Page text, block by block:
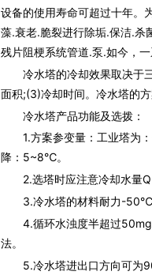
设备的使用寿命可超过十年。
藻.衰老.脆裂进行除垢.保洁.杀
残片阻梗系统管道.泵.如今，
冷水塔的冷却效果取决于三
面积;(3)冷却时间。冷水塔的
冷水塔产品功能及选拨：
1.方案参变量：工业塔为：
降：5~8℃。
2.选塔时应注意冷却水量Q
3.冷水塔的材料耐力-50℃低
4.循环水浊度半超过50mg
法。
5.冷水塔进出口方向可为